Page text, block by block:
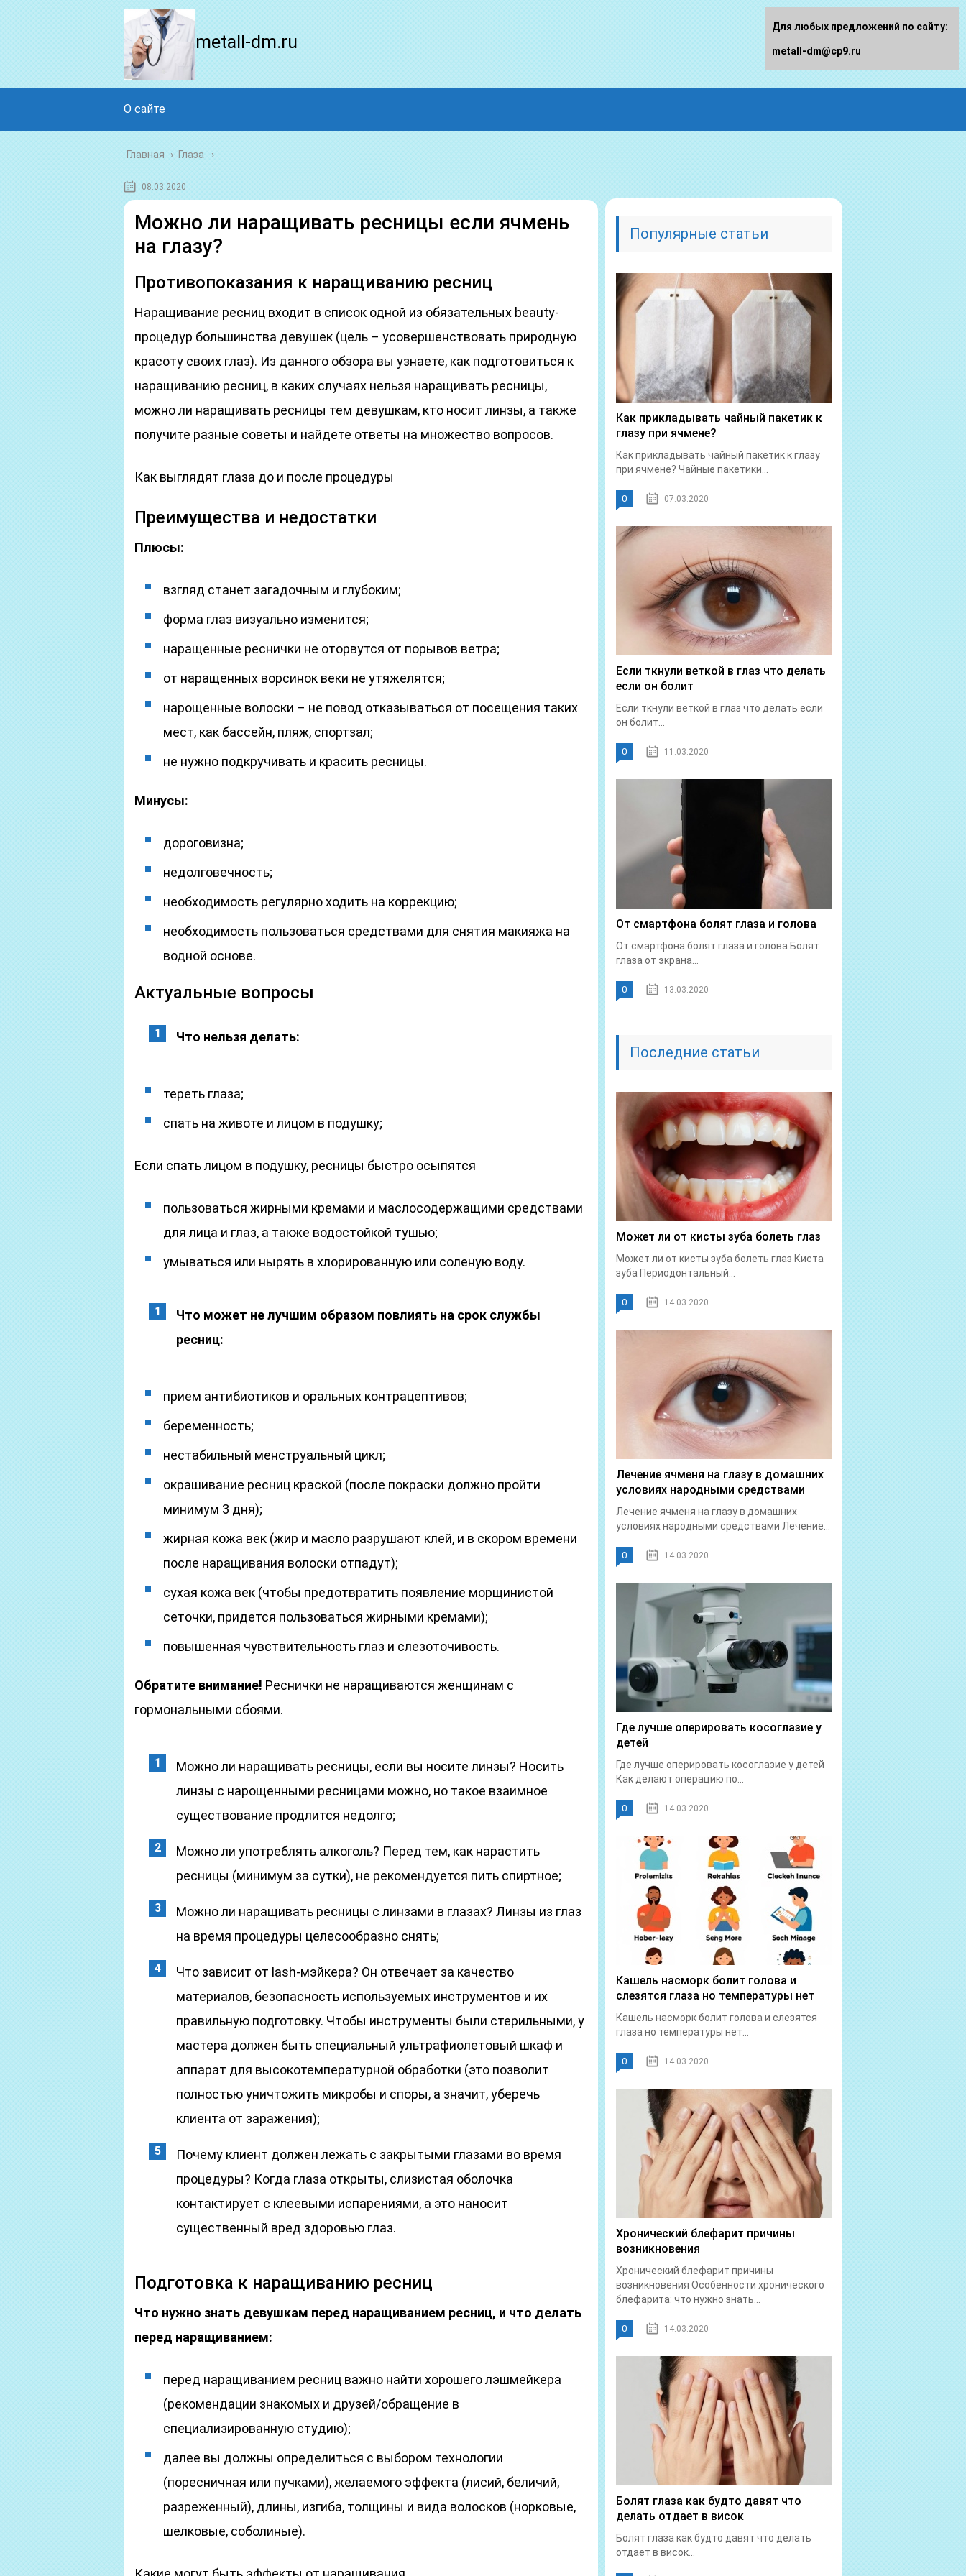
metall-dm.ru
О сайте
Главная › Глаза
08.03.2020
Можно ли наращивать ресницы если ячмень
на глазу?
Противопоказания к наращиванию ресниц
Наращивание ресниц входит в список одной из обязательных beauty-
процедур большинства девушек (цель – усовершенствовать природную
красоту своих глаз). Из данного обзора вы узнаете, как подготовиться к
наращиванию ресниц, в каких случаях нельзя наращивать ресницы,
можно ли наращивать ресницы тем девушкам, кто носит линзы, а также
получите разные советы и найдете ответы на множество вопросов.
Как выглядят глаза до и после процедуры
Преимущества и недостатки
Плюсы:
взгляд станет загадочным и глубоким;
форма глаз визуально изменится;
наращенные реснички не оторвутся от порывов ветра;
от наращенных ворсинок веки не утяжелятся;
нарощенные волоски – не повод отказываться от посещения таких
мест, как бассейн, пляж, спортзал;
не нужно подкручивать и красить ресницы.
Минусы:
дороговизна;
недолговечность;
необходимость регулярно ходить на коррекцию;
необходимость пользоваться средствами для снятия макияжа на
водной основе.
Актуальные вопросы
Что нельзя делать:
тереть глаза;
спать на животе и лицом в подушку;
Если спать лицом в подушку, ресницы быстро осыпятся
пользоваться жирными кремами и маслосодержащими средствами
для лица и глаз, а также водостойкой тушью;
умываться или нырять в хлорированную или соленую воду.
Что может не лучшим образом повлиять на срок службы
ресниц:
прием антибиотиков и оральных контрацептивов;
беременность;
нестабильный менструальный цикл;
окрашивание ресниц краской (после покраски должно пройти
минимум 3 дня);
жирная кожа век (жир и масло разрушают клей, и в скором времени
после наращивания волоски отпадут);
сухая кожа век (чтобы предотвратить появление морщинистой
сеточки, придется пользоваться жирными кремами);
повышенная чувствительность глаз и слезоточивость.
Обратите внимание! Реснички не наращиваются женщинам с
гормональными сбоями.
Можно ли наращивать ресницы, если вы носите линзы? Носить
линзы с нарощенными ресницами можно, но такое взаимное
существование продлится недолго;
Можно ли употреблять алкоголь? Перед тем, как нарастить
ресницы (минимум за сутки), не рекомендуется пить спиртное;
Можно ли наращивать ресницы с линзами в глазах? Линзы из глаз
на время процедуры целесообразно снять;
Что зависит от lash-мэйкера? Он отвечает за качество
материалов, безопасность используемых инструментов и их
правильную подготовку. Чтобы инструменты были стерильными, у
мастера должен быть специальный ультрафиолетовый шкаф и
аппарат для высокотемпературной обработки (это позволит
полностью уничтожить микробы и споры, а значит, уберечь
клиента от заражения);
Почему клиент должен лежать с закрытыми глазами во время
процедуры? Когда глаза открыты, слизистая оболочка
контактирует с клеевыми испарениями, а это наносит
существенный вред здоровью глаз.
Подготовка к наращиванию ресниц
Что нужно знать девушкам перед наращиванием ресниц, и что делать
перед наращиванием:
перед наращиванием ресниц важно найти хорошего лэшмейкера
(рекомендации знакомых и друзей/обращение в
специализированную студию);
далее вы должны определиться с выбором технологии
(поресничная или пучками), желаемого эффекта (лисий, беличий,
разреженный), длины, изгиба, толщины и вида волосков (норковые,
шелковые, соболиные).
Популярные статьи
Как прикладывать чайный пакетик к
глазу при ячмене?
Как прикладывать чайный пакетик к глазу
при ячмене? Чайные пакетики...
0 07.03.2020
Если ткнули веткой в глаз что делать
если он болит
Если ткнули веткой в глаз что делать если
он болит...
0 11.03.2020
От смартфона болят глаза и голова
От смартфона болят глаза и голова Болят
глаза от экрана...
0 13.03.2020
Последние статьи
Может ли от кисты зуба болеть глаз
Может ли от кисты зуба болеть глаз Киста
зуба Периодонтальный...
0 14.03.2020
Лечение ячменя на глазу в домашних
условиях народными средствами
Лечение ячменя на глазу в домашних
условиях народными средствами Лечение...
0 14.03.2020
Где лучше оперировать косоглазие у
детей
Где лучше оперировать косоглазие у детей
Как делают операцию по...
0 14.03.2020
Кашель насморк болит голова и
слезятся глаза но температуры нет
Кашель насморк болит голова и слезятся
глаза но температуры нет...
0 14.03.2020
Хронический блефарит причины
возникновения
Хронический блефарит причины
возникновения Особенности хронического
блефарита: что нужно знать...
0 14.03.2020
Болят глаза как будто давят что
делать отдает в висок
Болят глаза как будто давят что делать
отдает в висок...
Для любых предложений по сайту:
metall-dm@cp9.ru